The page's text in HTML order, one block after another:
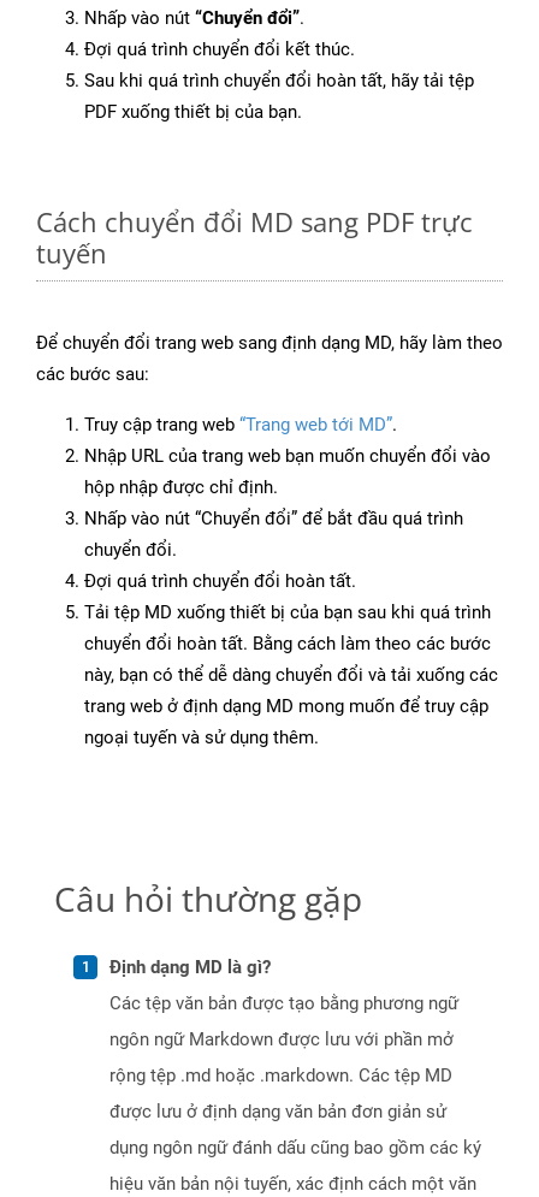
Nhấp vào nút “Chuyển đổi”.
Đợi quá trình chuyển đổi kết thúc.
Sau khi quá trình chuyển đổi hoàn tất, hãy tải tệp
PDF xuống thiết bị của bạn.
Cách chuyển đổi MD sang PDF trực
tuyến
Để chuyển đổi trang web sang định dạng MD, hãy làm theo
các bước sau:
Truy cập trang web “Trang web tới MD”.
Nhập URL của trang web bạn muốn chuyển đổi vào
hộp nhập được chỉ định.
Nhấp vào nút “Chuyển đổi” để bắt đầu quá trình
chuyển đổi.
Đợi quá trình chuyển đổi hoàn tất.
Tải tệp MD xuống thiết bị của bạn sau khi quá trình
chuyển đổi hoàn tất. Bằng cách làm theo các bước
này, bạn có thể dễ dàng chuyển đổi và tải xuống các
trang web ở định dạng MD mong muốn để truy cập
ngoại tuyến và sử dụng thêm.
Câu hỏi thường gặp
Định dạng MD là gì?
Các tệp văn bản được tạo bằng phương ngữ
ngôn ngữ Markdown được lưu với phần mở
rộng tệp .md hoặc .markdown. Các tệp MD
được lưu ở định dạng văn bản đơn giản sử
dụng ngôn ngữ đánh dấu cũng bao gồm các ký
hiệu văn bản nội tuyến, xác định cách một văn